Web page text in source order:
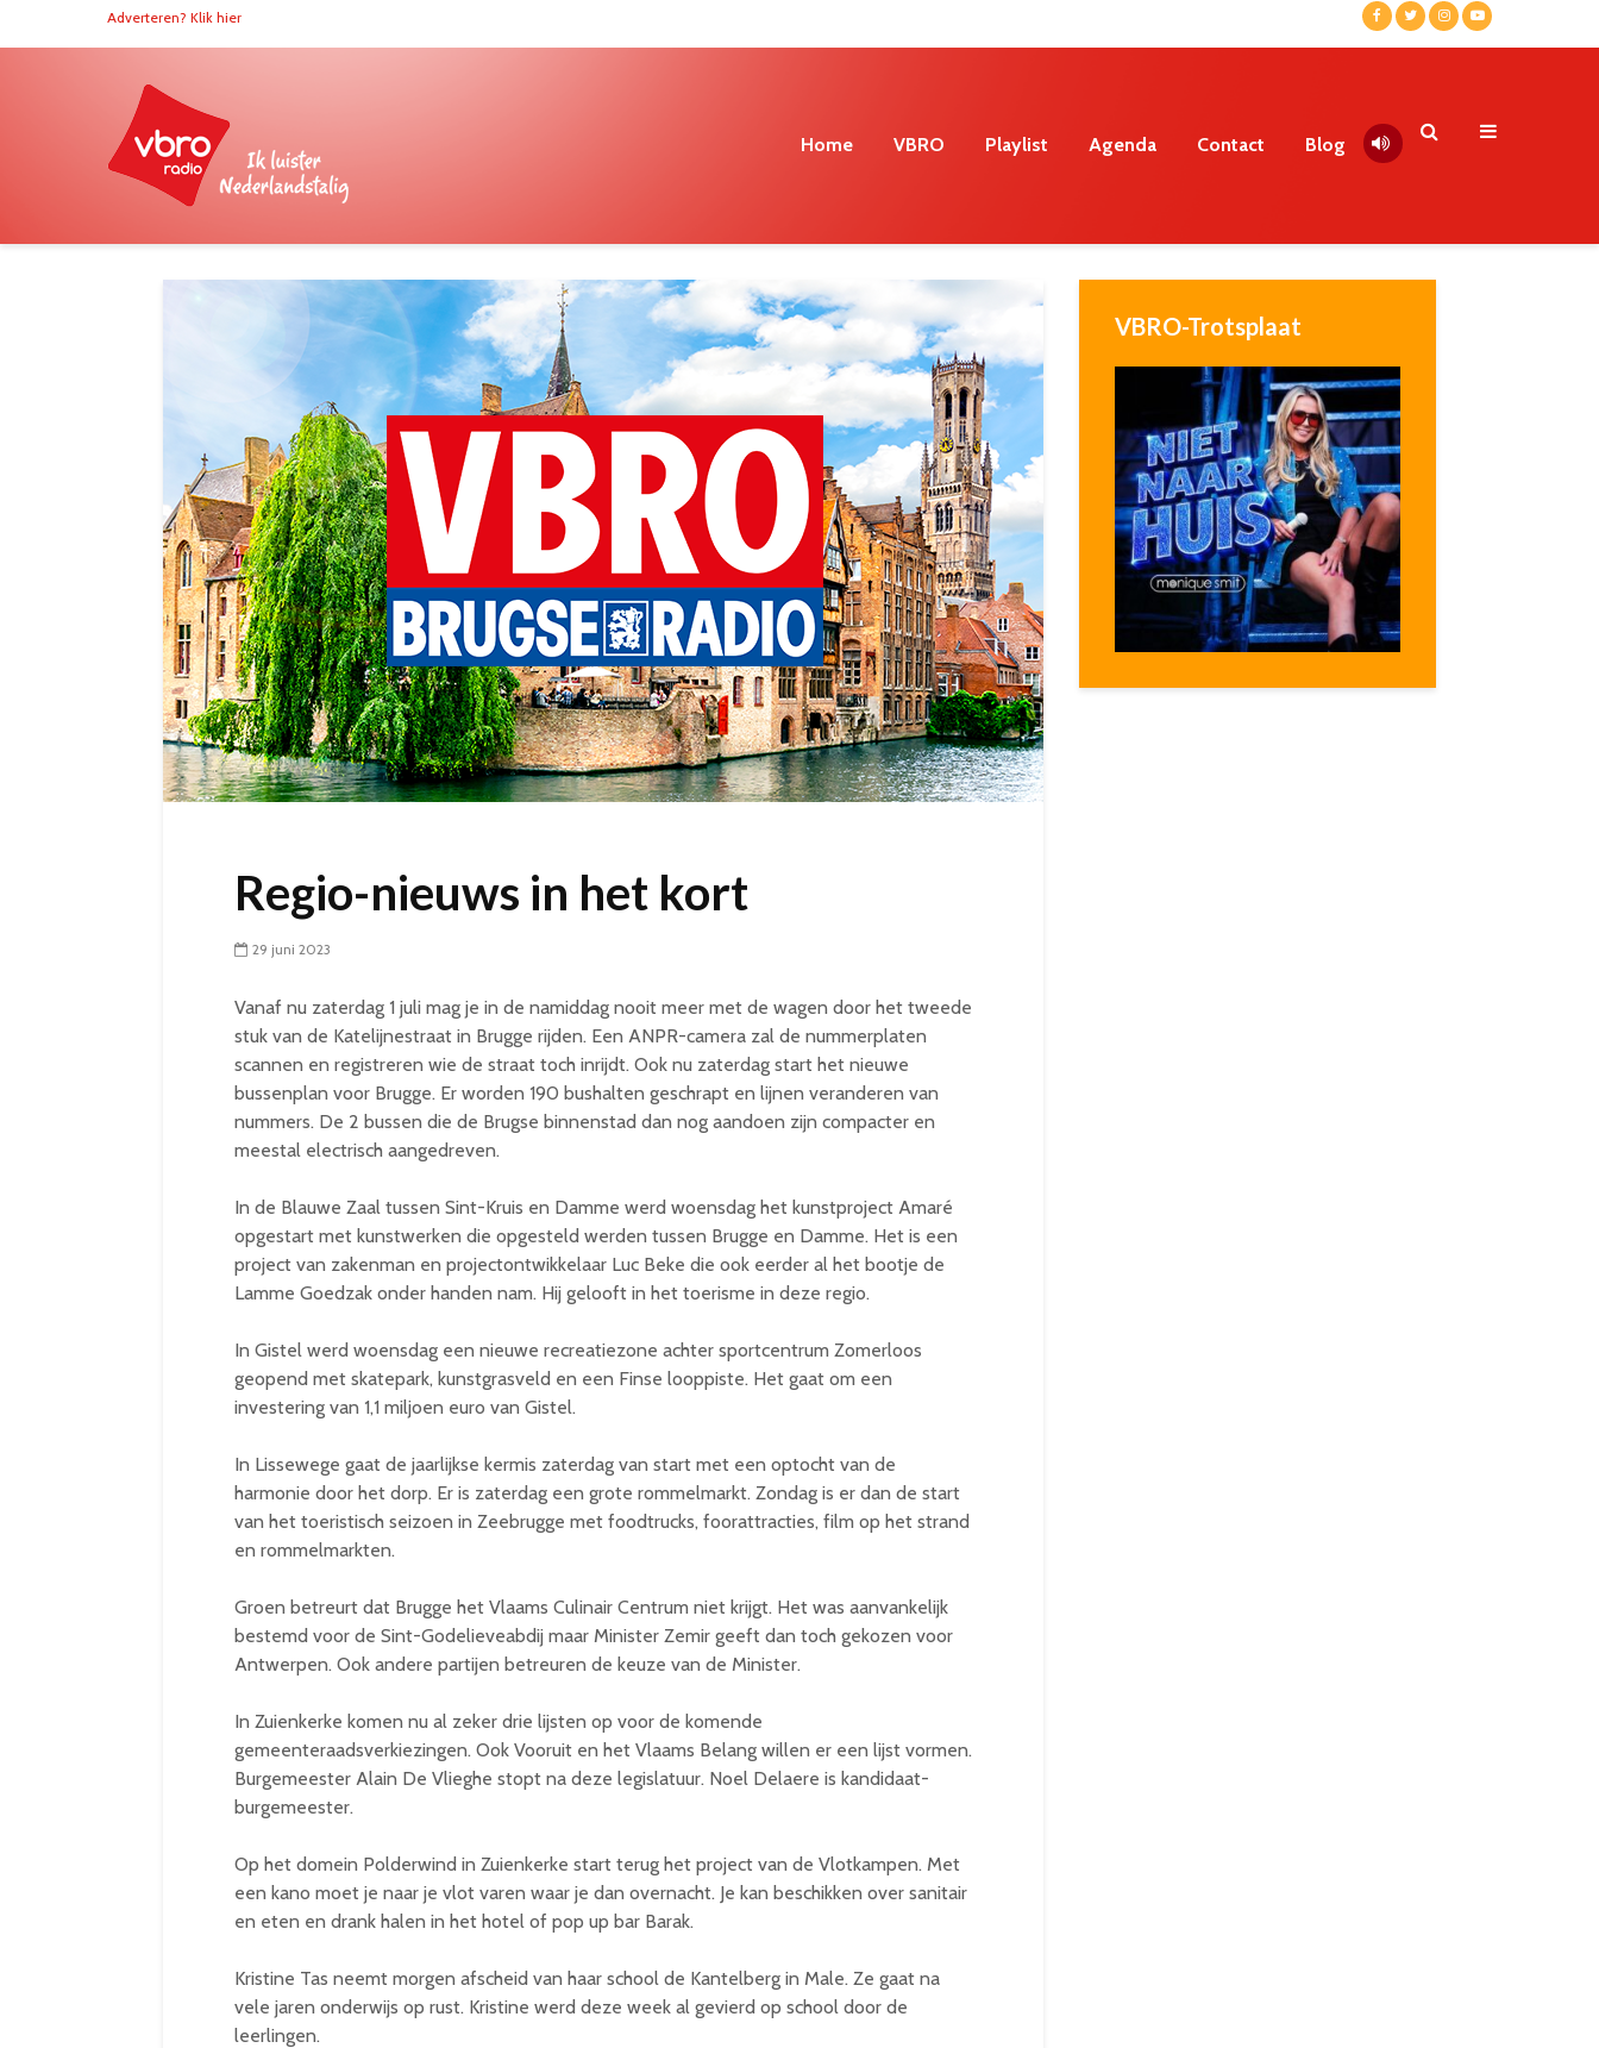
Adverteren? Klik hier
Home VBRO Playlist Agenda Contact Blog
Regio-nieuws in het kort
29 juni 2023
Vanaf nu zaterdag 1 juli mag je in de namiddag nooit meer met de wagen door het tweede
stuk van de Katelijnestraat in Brugge rijden. Een ANPR-camera zal de nummerplaten
scannen en registreren wie de straat toch inrijdt. Ook nu zaterdag start het nieuwe
bussenplan voor Brugge. Er worden 190 bushalten geschrapt en lijnen veranderen van
nummers. De 2 bussen die de Brugse binnenstad dan nog aandoen zijn compacter en
meestal electrisch aangedreven.
In de Blauwe Zaal tussen Sint-Kruis en Damme werd woensdag het kunstproject Amaré
opgestart met kunstwerken die opgesteld werden tussen Brugge en Damme. Het is een
project van zakenman en projectontwikkelaar Luc Beke die ook eerder al het bootje de
Lamme Goedzak onder handen nam. Hij gelooft in het toerisme in deze regio.
In Gistel werd woensdag een nieuwe recreatiezone achter sportcentrum Zomerloos
geopend met skatepark, kunstgrasveld en een Finse looppiste. Het gaat om een
investering van 1,1 miljoen euro van Gistel.
In Lissewege gaat de jaarlijkse kermis zaterdag van start met een optocht van de
harmonie door het dorp. Er is zaterdag een grote rommelmarkt. Zondag is er dan de start
van het toeristisch seizoen in Zeebrugge met foodtrucks, foorattracties, film op het strand
en rommelmarkten.
Groen betreurt dat Brugge het Vlaams Culinair Centrum niet krijgt. Het was aanvankelijk
bestemd voor de Sint-Godelieveabdij maar Minister Zemir geeft dan toch gekozen voor
Antwerpen. Ook andere partijen betreuren de keuze van de Minister.
In Zuienkerke komen nu al zeker drie lijsten op voor de komende
gemeenteraadsverkiezingen. Ook Vooruit en het Vlaams Belang willen er een lijst vormen.
Burgemeester Alain De Vlieghe stopt na deze legislatuur. Noel Delaere is kandidaat-
burgemeester.
Op het domein Polderwind in Zuienkerke start terug het project van de Vlotkampen. Met
een kano moet je naar je vlot varen waar je dan overnacht. Je kan beschikken over sanitair
en eten en drank halen in het hotel of pop up bar Barak.
Kristine Tas neemt morgen afscheid van haar school de Kantelberg in Male. Ze gaat na
vele jaren onderwijs op rust. Kristine werd deze week al gevierd op school door de
leerlingen.
VBRO-Trotsplaat